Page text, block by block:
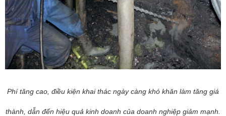
Phí tăng cao, điều kiện khai thác ngày càng khó khăn làm tăng giá
thành, dẫn đến hiệu quả kinh doanh của doanh nghiệp giảm mạnh.